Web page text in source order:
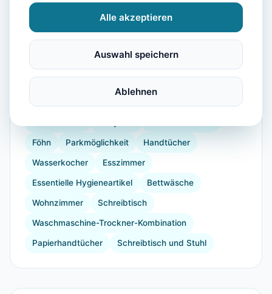
WLAN TV Heizung Kühlschrank
Geschirrspüler
Föhn Parkmöglichkeit Handtücher
Wasserkocher Esszimmer
Essentielle Hygieneartikel Bettwäsche
Wohnzimmer Schreibtisch
Waschmaschine-Trockner-Kombination
Papierhandtücher Schreibtisch und Stuhl
Alle akzeptieren
Auswahl speichern
Ablehnen